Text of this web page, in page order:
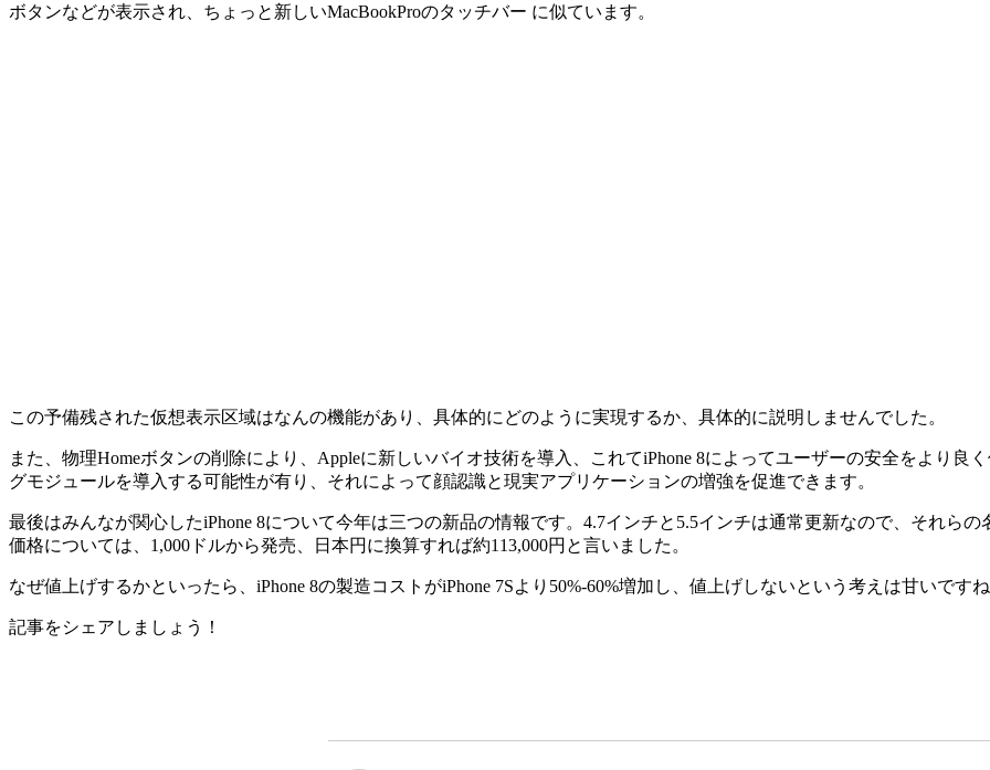
ボタンなどが表示され、ちょっと新しいMacBookProのタッチバー に似ています。
この予備残された仮想表示区域はなんの機能があり、具体的にどのように実現するか、具体的に説明しませんでした。
また、物理Homeボタンの削除により、Appleに新しいバイオ技術を導入、これてiPhone 8によってユーザーの安全をより
グモジュールを導入する可能性が有り、それによって顔認識と現実アプリケーションの増強を促進できます。
最後はみんなが関心したiPhone 8について今年は三つの新品の情報です。4.7インチと5.5インチは通常更新なので、それらの
価格については、1,000ドルから発売、日本円に換算すれば約113,000円と言いました。
なぜ値上げするかといったら、iPhone 8の製造コストがiPhone 7Sより50%-60%増加し、値上げしないという考えは甘いです
記事をシェアしましょう！